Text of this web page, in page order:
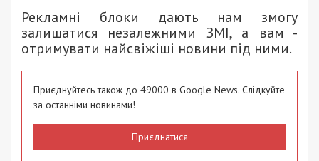
Рекламні блоки дають нам змогу
залишатися незалежними ЗМІ, а вам -
отримувати найсвіжіші новини під ними.
Приєднуйтесь також до 49000 в Google News. Слідкуйте
за останніми новинами!
Приєднатися